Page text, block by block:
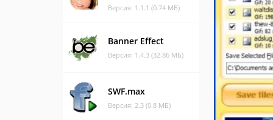
Версия: 1.1.1 (0.74 МБ)
Banner Effect
Версия: 1.4.3 (32.86 МБ)
SWF.max
Версия: 2.3 (0.8 МБ)